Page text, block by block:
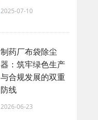
2025-07-10
制药厂布袋除尘
器：筑牢绿色生产
与合规发展的双重
防线
2026-06-23